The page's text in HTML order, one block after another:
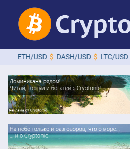
ETH/USD$ DASH/USD$ LTC/USD$